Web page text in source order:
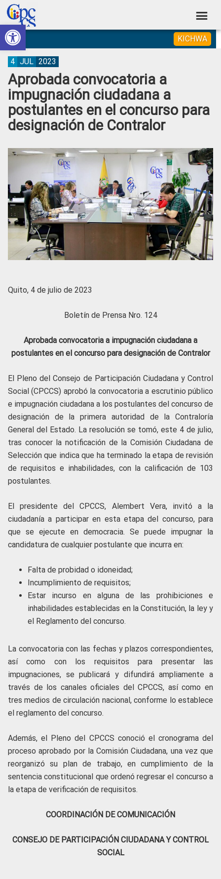
Abrir barra de herramientas
Skip
to
primary
navigation
Skip
to
main
content
Skip
to
primary
sidebar
Skip
to
footer
Consejo
de
Participación
Ciudadana
Control
Social
Construyendo
Poder
Ciudadano
KICHWA
Aprobada convocatoria a
impugnación ciudadana a
postulantes en el concurso para
designación de Contralor
4 JUL 2023
Quito, 4 de julio de 2023
Boletín de Prensa Nro. 124
Aprobada convocatoria a impugnación ciudadana a
postulantes en el concurso para designación de Contralor
El Pleno del Consejo de Participación Ciudadana y Control
Social (CPCCS) aprobó la convocatoria a escrutinio público
e impugnación ciudadana a los postulantes del concurso de
designación de la primera autoridad de la Contraloría
General del Estado. La resolución se tomó, este 4 de julio,
tras conocer la notificación de la Comisión Ciudadana de
Selección que indica que ha terminado la etapa de revisión
de requisitos e inhabilidades, con la calificación de 103
postulantes.
El presidente del CPCCS, Alembert Vera, invitó a la
ciudadanía a participar en esta etapa del concurso, para
que se ejecute en democracia. Se puede impugnar la
candidatura de cualquier postulante que incurra en:
Falta de probidad o idoneidad;
Incumplimiento de requisitos;
Estar incurso en alguna de las prohibiciones e
inhabilidades establecidas en la Constitución, la ley y
el Reglamento del concurso.
La convocatoria con las fechas y plazos correspondientes,
así como con los requisitos para presentar las
impugnaciones, se publicará y difundirá ampliamente a
través de los canales oficiales del CPCCS, así como en
tres medios de circulación nacional, conforme lo establece
el reglamento del concurso.
Además, el Pleno del CPCCS conoció el cronograma del
proceso aprobado por la Comisión Ciudadana, una vez que
reorganizó su plan de trabajo, en cumplimiento de la
sentencia constitucional que ordenó regresar el concurso a
la etapa de verificación de requisitos.
COORDINACIÓN DE COMUNICACIÓN
CONSEJO DE PARTICIPACIÓN CIUDADANA Y CONTROL
SOCIAL